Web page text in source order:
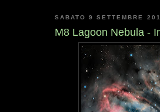
SABATO 9 SETTEMBRE
M8 Lagoon Nebula -